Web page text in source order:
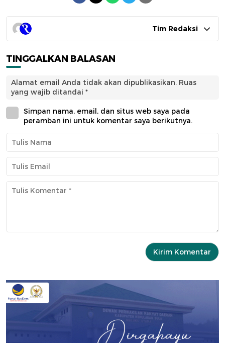
Tim Redaksi
TINGGALKAN BALASAN
Alamat email Anda tidak akan dipublikasikan. Ruas
yang wajib ditandai *
Simpan nama, email, dan situs web saya pada
peramban ini untuk komentar saya berikutnya.